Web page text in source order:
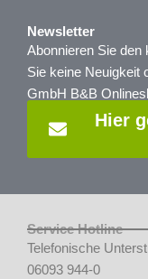
Newsletter
Abonnieren Sie
Sie keine Neuigkeit
GmbH B&B
Hier
Service Hotline
Telefonische
06093 944-0